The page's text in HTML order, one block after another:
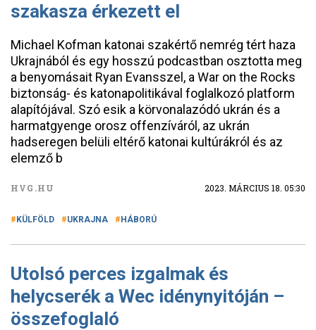
szakasza érkezett el
Michael Kofman katonai szakértő nemrég tért haza
Ukrajnából és egy hosszú podcastban osztotta meg
a benyomásait Ryan Evansszel, a War on the Rocks
biztonság- és katonapolitikával foglalkozó platform
alapítójával. Szó esik a körvonalazódó ukrán és a
harmatgyenge orosz offenzíváról, az ukrán
hadseregen belüli eltérő katonai kultúrákról és az
elemző b
HVG.HU 2023. MÁRCIUS 18. 05:30
KÜLFÖLD UKRAJNA HÁBORÚ
Utolsó perces izgalmak és
helycserék a Wec idénynyitóján –
összefoglaló